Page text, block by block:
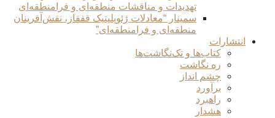
تهدیدات و مناقشات منطقه‌ای و فرامنطقه‌ای
سمینار “معادلات ژئوپلیتیک قفقاز، نقش‌آفرینان
منطقه‌ای و فرامنطقه‌ای”
انتشارات
کتاب‌ها و تک‌نگاشت‌ها
ره نگاشت
چشم انداز
برآورد
راهبرد
هشدار